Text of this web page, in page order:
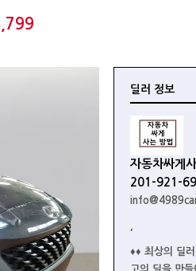
딜러 정보
자동차싸게
201-921-
♦♦ 최상의 딜